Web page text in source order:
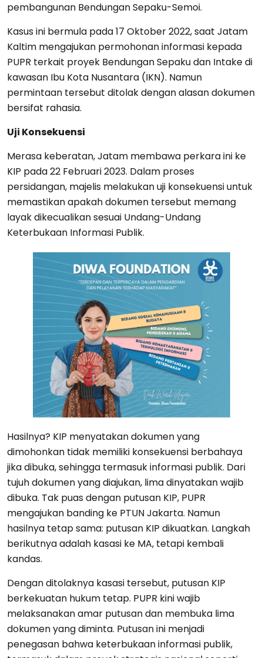
pembangunan Bendungan Sepaku-Semoi.
Kasus ini bermula pada 17 Oktober 2022, saat Jatam
Kaltim mengajukan permohonan informasi kepada
PUPR terkait proyek Bendungan Sepaku dan Intake di
kawasan Ibu Kota Nusantara (IKN). Namun
permintaan tersebut ditolak dengan alasan dokumen
bersifat rahasia.
Uji Konsekuensi
Merasa keberatan, Jatam membawa perkara ini ke
KIP pada 22 Februari 2023. Dalam proses
persidangan, majelis melakukan uji konsekuensi untuk
memastikan apakah dokumen tersebut memang
layak dikecualikan sesuai Undang-Undang
Keterbukaan Informasi Publik.
Hasilnya? KIP menyatakan dokumen yang
dimohonkan tidak memiliki konsekuensi berbahaya
jika dibuka, sehingga termasuk informasi publik. Dari
tujuh dokumen yang diajukan, lima dinyatakan wajib
dibuka. Tak puas dengan putusan KIP, PUPR
mengajukan banding ke PTUN Jakarta. Namun
hasilnya tetap sama: putusan KIP dikuatkan. Langkah
berikutnya adalah kasasi ke MA, tetapi kembali
kandas.
Dengan ditolaknya kasasi tersebut, putusan KIP
berkekuatan hukum tetap. PUPR kini wajib
melaksanakan amar putusan dan membuka lima
dokumen yang diminta. Putusan ini menjadi
penegasan bahwa keterbukaan informasi publik,